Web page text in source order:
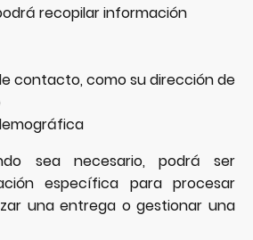
recopilar información
contacto, como su dirección de
sea necesario, podrá ser
específica para procesar
una entrega o gestionar una